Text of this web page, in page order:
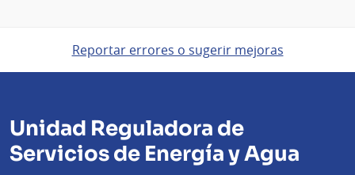
Reportar errores o sugerir mejoras
Unidad Reguladora de
Servicios de Energía y Agua